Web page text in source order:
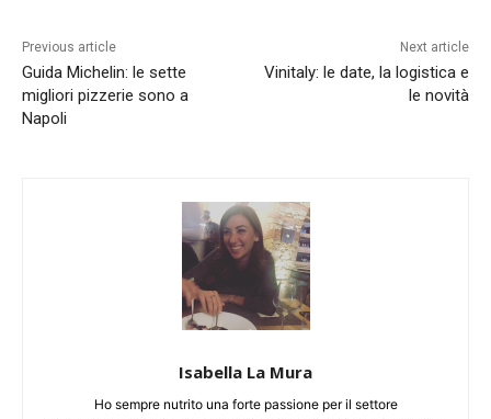
Previous article
Guida Michelin: le sette
migliori pizzerie sono a
Napoli
Next article
Vinitaly: le date, la logistica e
le novità
Isabella La Mura
Ho sempre nutrito una forte passione per il settore